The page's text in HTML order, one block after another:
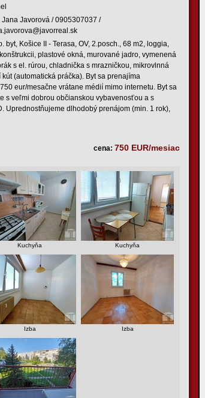
Jana Javorová / 0905307037 /
byt, Košice II - Terasa, OV, 2.posch., 68 m2, loggia,
plastové okná, murované jadro, vymenená
s el. rúrou, chladnička s mrazničkou, mikrovlnná
(automatická práčka). Byt sa prenajíma
eur/mesačne vrátane médií mimo internetu. Byt sa
s veľmi dobrou občianskou vybavenosťou a s
Uprednostňujeme dlhodobý prenájom (min. 1 rok),
cena: 750 EUR/mesiac
Kuchyňa Kuchyňa
Izba Izba